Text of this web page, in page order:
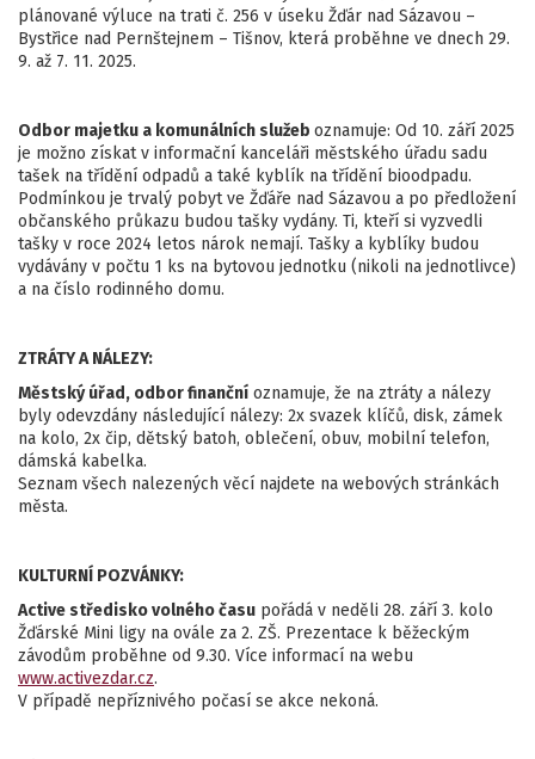
plánované výluce na trati č. 256 v úseku Žďár nad Sázavou –
Bystřice nad Pernštejnem – Tišnov, která proběhne ve dnech 29.
9. až 7. 11. 2025.
Odbor majetku a komunálních služeb oznamuje: Od 10. září 2025
je možno získat v informační kanceláři městského úřadu sadu
tašek na třídění odpadů a také kyblík na třídění bioodpadu.
Podmínkou je trvalý pobyt ve Žďáře nad Sázavou a po předložení
občanského průkazu budou tašky vydány. Ti, kteří si vyzvedli
tašky v roce 2024 letos nárok nemají. Tašky a kyblíky budou
vydávány v počtu 1 ks na bytovou jednotku (nikoli na jednotlivce)
a na číslo rodinného domu.
ZTRÁTY A NÁLEZY:
Městský úřad, odbor finanční oznamuje, že na ztráty a nálezy
byly odevzdány následující nálezy: 2x svazek klíčů, disk, zámek
na kolo, 2x čip, dětský batoh, oblečení, obuv, mobilní telefon,
dámská kabelka.
Seznam všech nalezených věcí najdete na webových stránkách
města.
KULTURNÍ POZVÁNKY:
Active středisko volného času pořádá v neděli 28. září 3. kolo
Žďárské Mini ligy na ovále za 2. ZŠ. Prezentace k běžeckým
závodům proběhne od 9.30. Více informací na webu
www.activezdar.cz.
V případě nepříznivého počasí se akce nekoná.